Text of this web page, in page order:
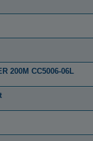
200M CC5006-06L